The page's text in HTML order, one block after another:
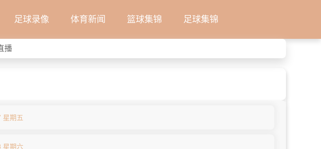
足球录像 体育新闻 篮球集锦 足球集锦
播
星期五
星期六